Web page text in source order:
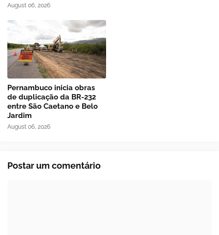
August 06, 2026
Pernambuco inicia obras
de duplicação da BR-232
entre São Caetano e Belo
Jardim
August 06, 2026
Postar um comentário